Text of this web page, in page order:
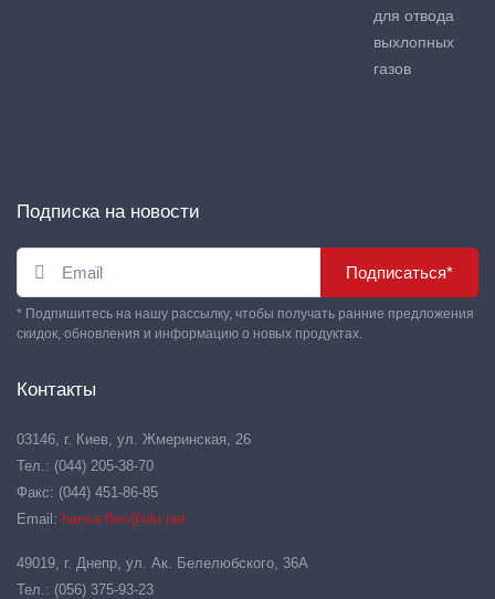
для отвода
выхлопных
газов
Подписка на новости
Подписаться*
* Подпишитесь на нашу рассылку, чтобы получать ранние предложения
скидок, обновления и информацию о новых продуктах.
Контакты
03146, г. Киев, ул. Жмеринская, 26
Тел.: (044) 205-38-70
Факс: (044) 451-86-85
Email: hansa-flex@ukr.net
49019, г. Днепр, ул. Ак. Белелюбского, 36А
Тел.: (056) 375-93-23